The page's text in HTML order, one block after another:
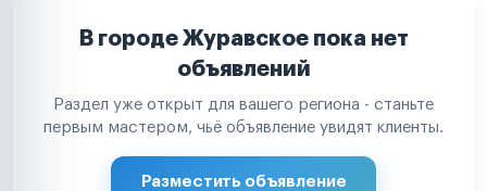
В городе Журавское пока нет
объявлений
Раздел уже открыт для вашего региона - станьте
первым мастером, чьё объявление увидят клиенты.
Разместить объявление